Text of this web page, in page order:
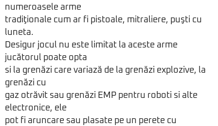
numeroasele arme
tradiţionale cum ar fi pistoale, mitraliere, puşti cu
luneta.
Desigur jocul nu este limitat la aceste arme
jucătorul poate opta
si la grenăzi care variază de la grenăzi explozive, la
grenăzi cu
gaz otrăvit sau grenăzi EMP pentru roboti si alte
electronice, ele
pot fi aruncare sau plasate pe un perete cu